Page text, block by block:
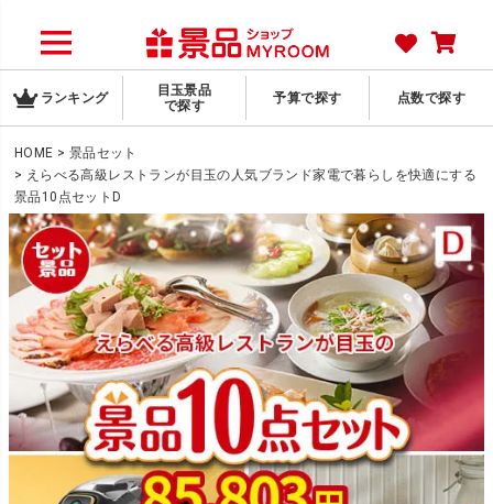
ランキング
目玉景品
で探す
予算で探す 点数で探す
HOME
景品セット
えらべる高級レストランが目玉の人気ブランド家電で暮らしを快適にする
景品10点セットD